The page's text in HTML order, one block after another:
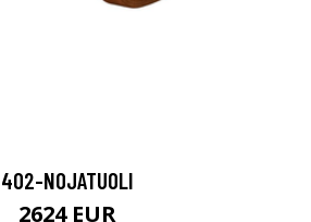
402-NOJATUOLI
2624 EUR